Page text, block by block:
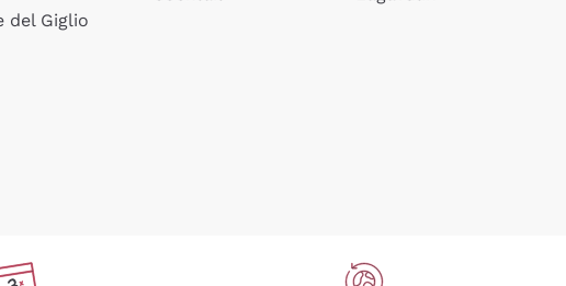
del Giglio